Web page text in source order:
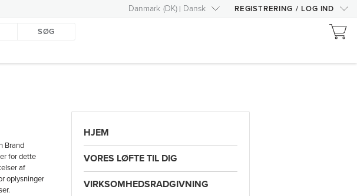
Danmark (DK) Dansk REGISTRERING / LOG IND
SØG
Brand
for dette
af
oplysninger
HJEM
VORES LØFTE TIL DIG
VIRKSOMHEDSRADGIVNING